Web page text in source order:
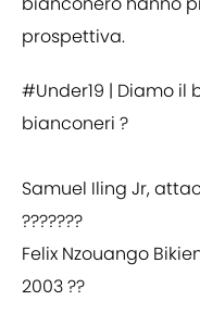
prospettiva.
#Under19 | Diamo il
bianconeri ?
Samuel Iling Jr,
???????
Felix Nzouango
2003 ??